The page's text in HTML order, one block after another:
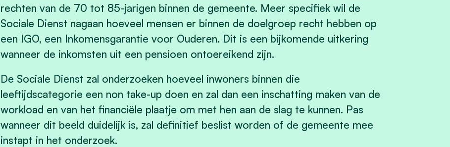
rechten van de 70 tot 85-jarigen binnen de gemeente. Meer specifiek wil de
Sociale Dienst nagaan hoeveel mensen er binnen de doelgroep recht hebben op
een IGO, een Inkomensgarantie voor Ouderen. Dit is een bijkomende uitkering
wanneer de inkomsten uit een pensioen ontoereikend zijn.
De Sociale Dienst zal onderzoeken hoeveel inwoners binnen die
leeftijdscategorie een non take-up doen en zal dan een inschatting maken van de
workload en van het financiële plaatje om met hen aan de slag te kunnen. Pas
wanneer dit beeld duidelijk is, zal definitief beslist worden of de gemeente mee
instapt in het onderzoek.